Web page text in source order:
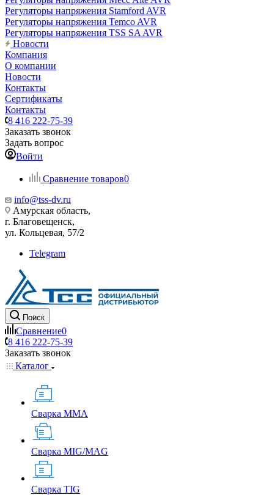
Регуляторы напряжения Stamford AVR
Регуляторы напряжения Temco AVR
Регуляторы напряжения TSS SA AVR
Новости
Компания
О компании
Новости
Контакты
Сертификаты
Контакты
8 416 222-75-39
Заказать звонок
Задать вопрос
Войти
Сравнение товаров0
info@tss-dv.ru
Амурская область,
г. Благовещенск,
ул. Кольцевая, 57/2
Telegram
Поиск
Сравнение0
8 416 222-75-39
Заказать звонок
Каталог
Сварка MMA
Сварка MIG/MAG
Сварка TIG